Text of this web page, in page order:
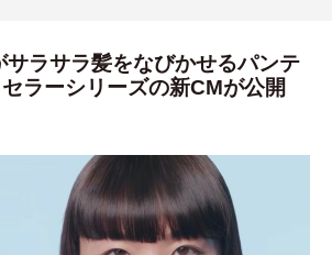
サラサラ髪をなびかせるパンテ
ラーシリーズの新CMが公開